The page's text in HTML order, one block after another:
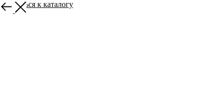
Вернуться к каталогу